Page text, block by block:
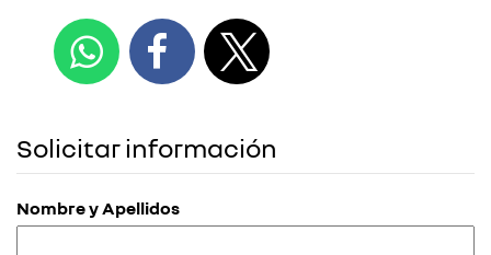
Solicitar información
Nombre y Apellidos